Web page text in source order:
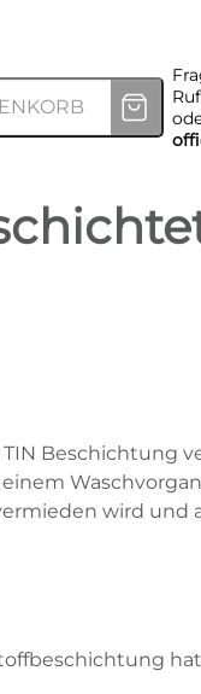
HSS / DMo5 /
Beschichtung
wird und